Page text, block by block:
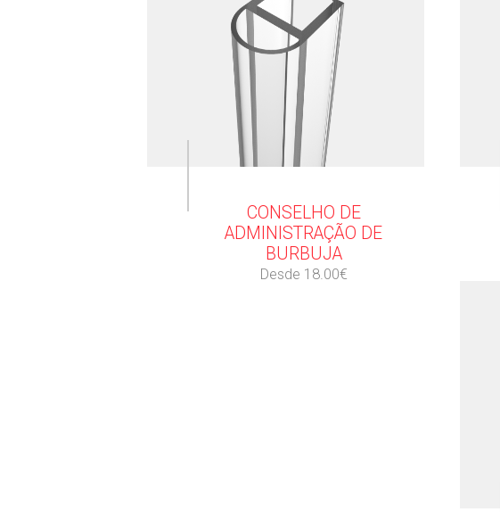
CONSELHO DE
ADMINISTRAÇÃO DE
BURBUJA
Desde 18.00€